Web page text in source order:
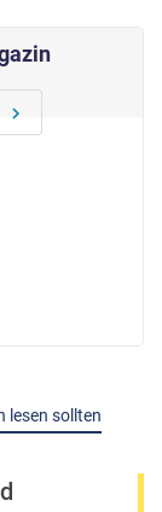
chevron_right
lesen sollten